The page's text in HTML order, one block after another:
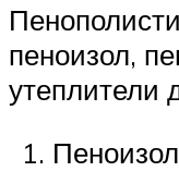
пеноизол,
утеплители